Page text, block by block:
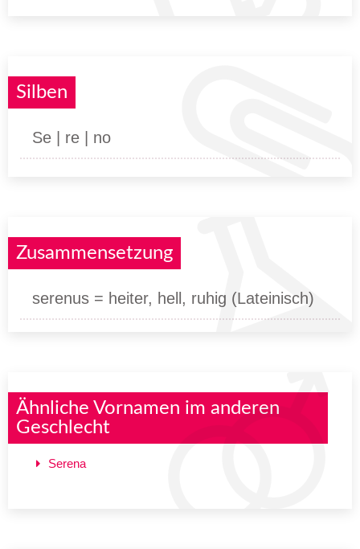
Silben
Se | re | no
Zusammensetzung
serenus = heiter, hell, ruhig (Lateinisch)
Ähnliche Vornamen im anderen
Geschlecht
Serena